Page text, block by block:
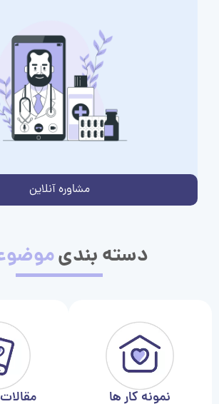
مشاوره آنلاین
دسته بندی
نمونه کار ها